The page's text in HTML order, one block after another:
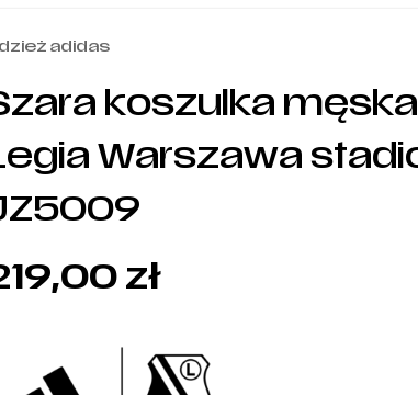
adidas
koszulka
Warszawa
zł